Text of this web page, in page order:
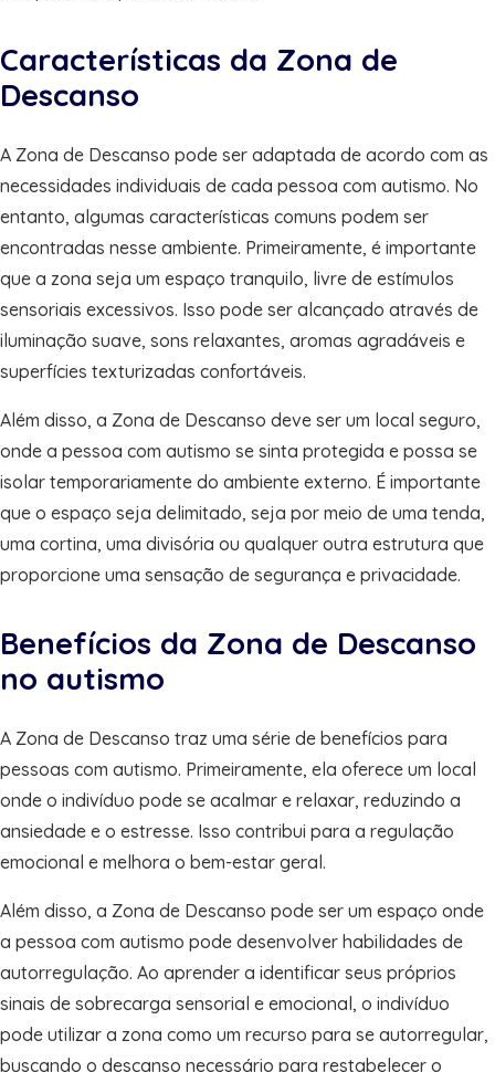
Características da Zona de
Descanso
A Zona de Descanso pode ser adaptada de acordo com as
necessidades individuais de cada pessoa com autismo. No
entanto, algumas características comuns podem ser
encontradas nesse ambiente. Primeiramente, é importante
que a zona seja um espaço tranquilo, livre de estímulos
sensoriais excessivos. Isso pode ser alcançado através de
iluminação suave, sons relaxantes, aromas agradáveis e
superfícies texturizadas confortáveis.
Além disso, a Zona de Descanso deve ser um local seguro,
onde a pessoa com autismo se sinta protegida e possa se
isolar temporariamente do ambiente externo. É importante
que o espaço seja delimitado, seja por meio de uma tenda,
uma cortina, uma divisória ou qualquer outra estrutura que
proporcione uma sensação de segurança e privacidade.
Benefícios da Zona de Descanso
no autismo
A Zona de Descanso traz uma série de benefícios para
pessoas com autismo. Primeiramente, ela oferece um local
onde o indivíduo pode se acalmar e relaxar, reduzindo a
ansiedade e o estresse. Isso contribui para a regulação
emocional e melhora o bem-estar geral.
Além disso, a Zona de Descanso pode ser um espaço onde
a pessoa com autismo pode desenvolver habilidades de
autorregulação. Ao aprender a identificar seus próprios
sinais de sobrecarga sensorial e emocional, o indivíduo
pode utilizar a zona como um recurso para se autorregular,
buscando o descanso necessário para restabelecer o